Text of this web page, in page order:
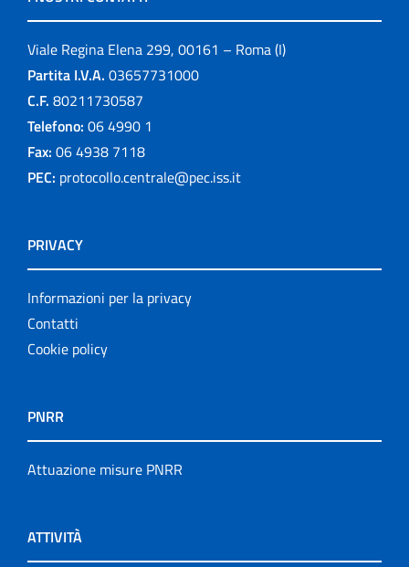
Viale Regina Elena 299, 00161 – Roma (I)
Partita I.V.A. 03657731000
C.F. 80211730587
Telefono: 06 4990 1
Fax: 06 4938 7118
PEC: protocollo.centrale@pec.iss.it
PRIVACY
Informazioni per la privacy
Contatti
Cookie policy
PNRR
Attuazione misure PNRR
ATTIVITÀ